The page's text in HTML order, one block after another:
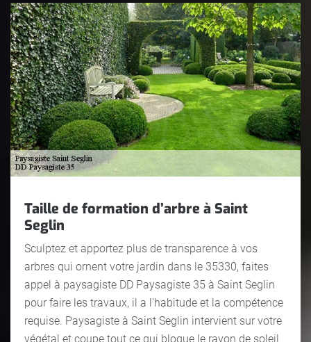
Taille de formation d’arbre à Saint
Seglin
Sculptez et apportez plus de transparence à vos
arbres qui ornent votre jardin dans le 35330, faites
appel à paysagiste DD Paysagiste 35 à Saint Seglin
pour faire les travaux, il a l’habitude et la compétence
requise. Paysagiste à Saint Seglin intervient sur votre
végétal et coupe tout ce qui bloque le rayon de soleil